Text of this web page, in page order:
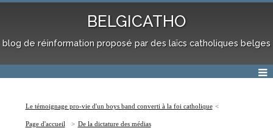
BELGICATHO
blog de réinformation proposé par des laïcs catholiques belges
Le témoignage pro-vie d'un boys band converti à la foi catholique
Page d'accueil De la dictature des médias